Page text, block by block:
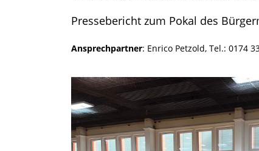
Pressebericht zum Pokal des
Ansprechpartner: Enrico Petzold, Tel.: 0174